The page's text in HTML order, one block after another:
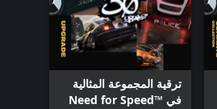
ترقية المجموعة المثالية
في Need for Speed™